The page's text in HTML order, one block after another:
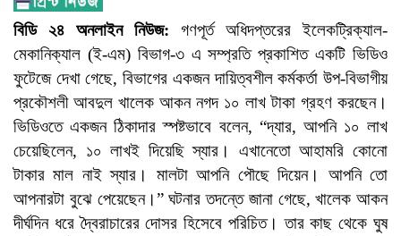
বিডি ২৪ অনলাইন নিউজ: গণপূর্ত অধিদপ্তরের ইলেকট্রিক্যাল-
মেকানিক্যাল (ই-এম) বিভাগ-৩ এ সম্প্রতি প্রকাশিত একটি ভিডিও
ফুটেজে দেখা গেছে, বিভাগের একজন দায়িত্বশীল কর্মকর্তা উপ-বিভাগীয়
প্রকৌশলী আবদুল খালেক আকন নগদ ১০ লাখ টাকা গ্রহণ করছেন।
ভিডিওতে একজন ঠিকাদার স্পষ্টভাবে বলেন, “দ্যার, আপনি ১০ লাখ
চেয়েছিলেন, ১০ লাখই দিয়েছি স্যার। এখানেতো আহামরি কোনো
টাকার মাল নাই স্যার। মালটা আপনি পৌছে দিয়েন। আপনি তো
আপনারটা বুঝে পেয়েছেন।” ঘটনার তদন্তে জানা গেছে, খালেক আকন
দীর্ঘদিন ধরে দ্বৈরাচারের দোসর হিসেবে পরিচিত। তার কাছ থেকে ঘুষ